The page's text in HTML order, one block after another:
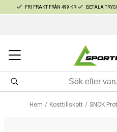
FRI FRAKT FRÅN 499 KR BETALA
Hem Kosttillskott SNCK